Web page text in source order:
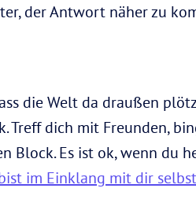
der Antwort näher zu
die Welt da draußen
Treff dich mit Freunden,
Block. Es ist ok, wenn du
im Einklang mit dir selbst